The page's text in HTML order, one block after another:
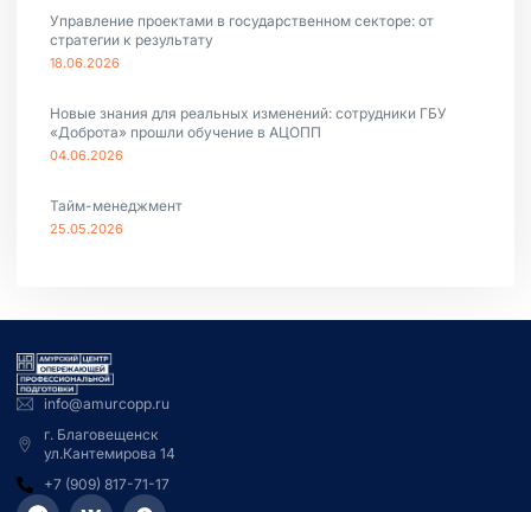
Управление проектами в государственном секторе: от
стратегии к результату
18.06.2026
Новые знания для реальных изменений: сотрудники ГБУ
«Доброта» прошли обучение в АЦОПП
04.06.2026
Тайм-менеджмент
25.05.2026
info@amurcopp.ru
г. Благовещенск
ул.Кантемирова 14
+7 (909) 817-71-17